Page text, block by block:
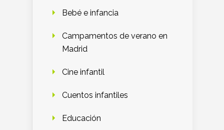
Bebé e infancia
Campamentos de verano en
Madrid
Cine infantil
Cuentos infantiles
Educación